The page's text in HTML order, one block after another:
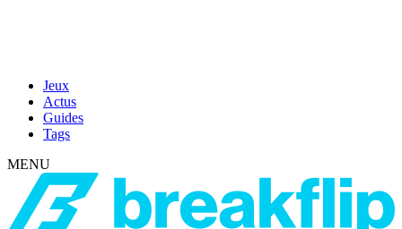
Jeux
Actus
Guides
Tags
MENU